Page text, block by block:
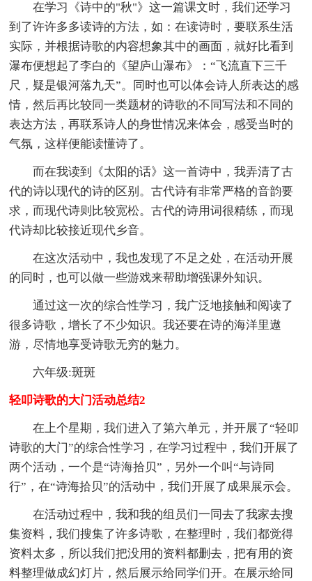
在学习《诗中的"秋"》这一篇课文时，我们还学习
到了许许多多读诗的方法，如：在读诗时，要联系生活
实际，并根据诗歌的内容想象其中的画面，就好比看到
瀑布便想起了李白的《望庐山瀑布》：“飞流直下三千
尺，疑是银河落九天”。同时也可以体会诗人所表达的感
情，然后再比较同一类题材的诗歌的不同写法和不同的
表达方法，再联系诗人的身世情况来体会，感受当时的
气氛，这样便能读懂诗了。
而在我读到《太阳的话》这一首诗中，我弄清了古
代的诗以现代的诗的区别。古代诗有非常严格的音韵要
求，而现代诗则比较宽松。古代的诗用词很精练，而现
代诗却比较接近现代乡音。
在这次活动中，我也发现了不足之处，在活动开展
的同时，也可以做一些游戏来帮助增强课外知识。
通过这一次的综合性学习，我广泛地接触和阅读了
很多诗歌，增长了不少知识。我还要在诗的海洋里遨
游，尽情地享受诗歌无穷的魅力。
六年级:斑斑
轻叩诗歌的大门活动总结2
在上个星期，我们进入了第六单元，并开展了“轻叩
诗歌的大门”的综合性学习，在学习过程中，我们开展了
两个活动，一个是“诗海拾贝”，另外一个叫“与诗同
行”，在“诗海拾贝”的活动中，我们开展了成果展示会。
在活动过程中，我和我的组员们一同去了我家去搜
集资料，我们搜集了许多诗歌，在整理时，我们都觉得
资料太多，所以我们把没用的资料都删去，把有用的资
料整理做成幻灯片，然后展示给同学们开。在展示给同